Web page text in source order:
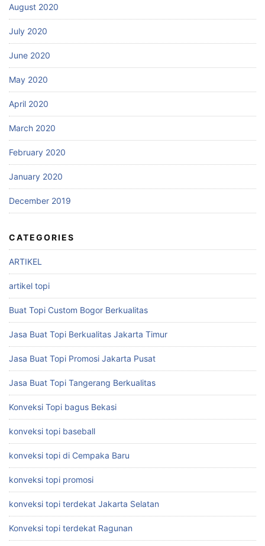
August 2020
July 2020
June 2020
May 2020
April 2020
March 2020
February 2020
January 2020
December 2019
CATEGORIES
ARTIKEL
artikel topi
Buat Topi Custom Bogor Berkualitas
Jasa Buat Topi Berkualitas Jakarta Timur
Jasa Buat Topi Promosi Jakarta Pusat
Jasa Buat Topi Tangerang Berkualitas
Konveksi Topi bagus Bekasi
konveksi topi baseball
konveksi topi di Cempaka Baru
konveksi topi promosi
konveksi topi terdekat Jakarta Selatan
Konveksi topi terdekat Ragunan